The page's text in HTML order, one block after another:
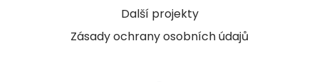
Další projekty
Zásady ochrany osobních údajů